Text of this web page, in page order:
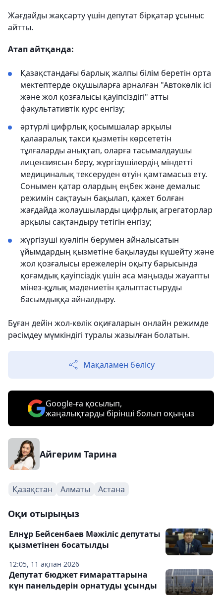
Жағдайды жақсарту үшін депутат бірқатар ұсыныс
айтты.
Атап айтқанда:
Қазақстандағы барлық жалпы білім беретін орта
мектептерде оқушыларға арналған "Автокөлік ісі
және жол қозғалысы қауіпсіздігі" атты
факультативтік курс енгізу;
әртүрлі цифрлық қосымшалар арқылы
қалааралық такси қызметін көрсететін
тұлғаларды анықтап, оларға тасымалдаушы
лицензиясын беру, жүргізушілердің міндетті
медициналық тексеруден өтуін қамтамасыз ету.
Сонымен қатар олардың еңбек және демалыс
режимін сақтауын бақылап, қажет болған
жағдайда жолаушыларды цифрлық агрегаторлар
арқылы сақтандыру тетігін енгізу;
жүргізуші куәлігін берумен айналысатын
ұйымдардың қызметіне бақылауды күшейту және
жол қозғалысы ережелерін оқыту барысында
қоғамдық қауіпсіздік үшін аса маңызды жауапты
мінез-құлық мәдениетін қалыптастыруды
басымдыққа айналдыру.
Бұған дейін жол-көлік оқиғаларын онлайн режимде
рәсімдеу мүмкіндігі туралы жазылған болатын.
Мақаламен бөлісу
Google-ға қосылып,
жаңалықтарды бірінші болып оқыңыз
Айгерим Тарина
Қазақстан Алматы Астана
Оқи отырыңыз
12:05, 11 ақпан 2026
Елнұр Бейсенбаев Мәжіліс депутаты
қызметінен босатылды
Депутат бюджет ғимараттарына
күн панельдерін орнатуды ұсынды